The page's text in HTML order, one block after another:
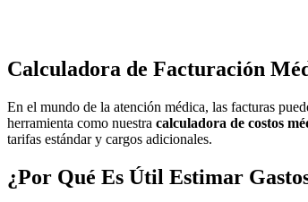
Calculadora de Facturación
En el mundo de la atención médica, las facturas
herramienta como nuestra calculadora de costos
tarifas estándar y cargos adicionales.
¿Por Qué Es Útil Estimar